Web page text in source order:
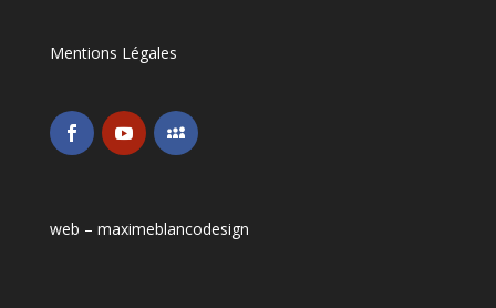
Mentions Légales
web – maximeblancodesign